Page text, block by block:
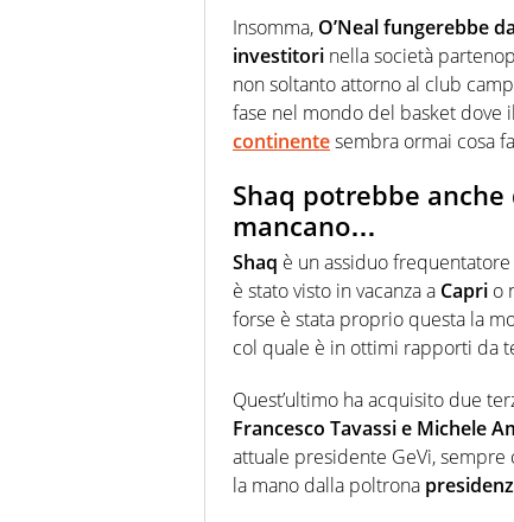
Insomma, O’Neal fungerebbe
investitori nella società
non soltanto attorno al club
fase nel mondo del basket dove
continentesembra ormai cosa
Shaq potrebbe
mancano…
Shaq è un assiduo
è stato visto in vacanza a Capri o
forse è stata proprio questa la
col quale è in ottimi rapporti da
Quest’ultimo ha acquisito due
Francesco Tavassi e Michele
attuale presidente GeVi,
la mano dalla poltrona